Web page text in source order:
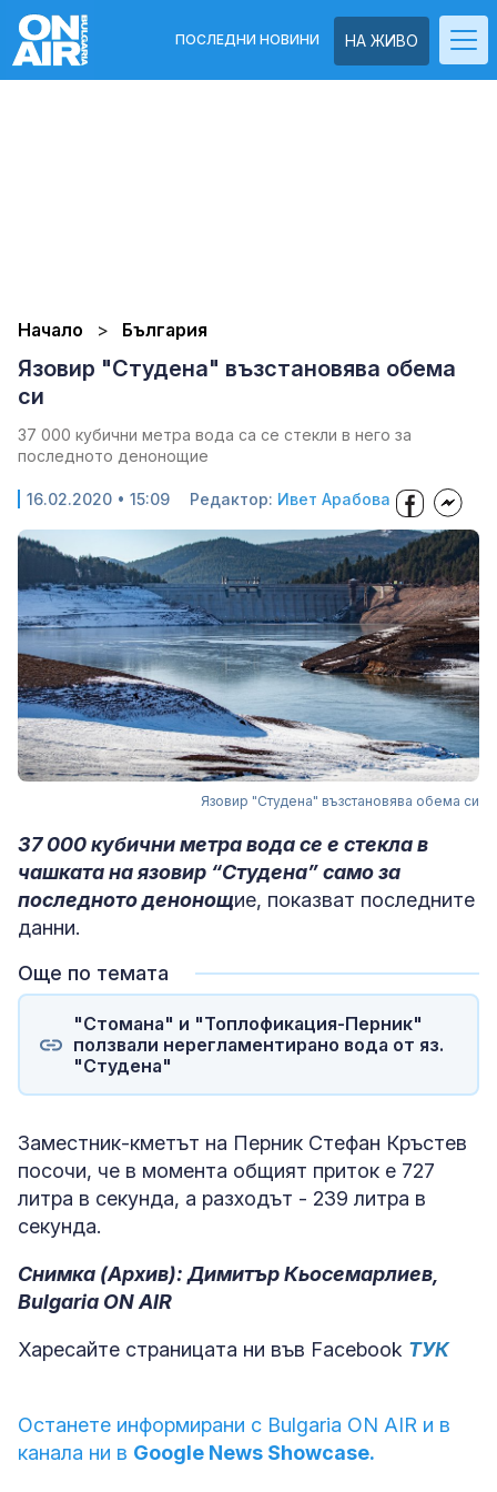
НА ЖИВО
ПОСЛЕДНИ НОВИНИ
Начало България
Язовир "Студена" възстановява обема
си
37 000 кубични метра вода са се стекли в него за
последното денонощие
16.02.2020 • 15:09 Редактор: Ивет Арабова
Язовир "Студена" възстановява обема си
37 000 кубични метра вода се е стекла в
чашката на язовир “Студена” само за
последното денонощие, показват последните
данни.
Още по темата
"Стомана" и "Топлофикация-Перник"
ползвали нерегламентирано вода от яз.
"Студена"
Заместник-кметът на Перник Стефан Кръстев
посочи, че в момента общият приток е 727
литра в секунда, а разходът - 239 литра в
секунда.
Снимка (Архив): Димитър Кьосемарлиев,
Bulgaria ON AIR
Харесайте страницата ни във Facebook ТУК
Останете информирани с Bulgaria ON AIR и в
канала ни в Google News Showcase.